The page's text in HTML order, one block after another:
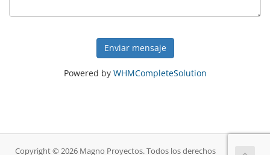
Enviar mensaje
Powered by WHMCompleteSolution
Copyright © 2026 Magno Proyectos. Todos los derechos